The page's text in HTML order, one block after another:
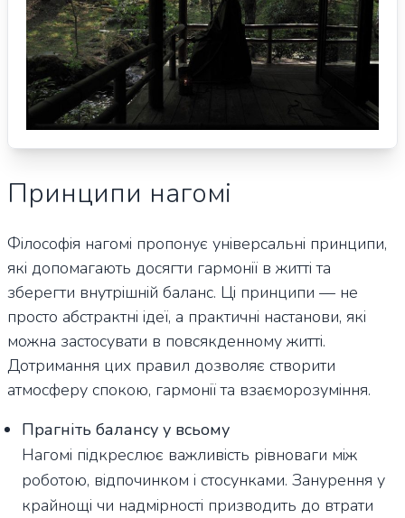
Принципи нагомі
Філософія нагомі пропонує універсальні принципи,
які допомагають досягти гармонії в житті та
зберегти внутрішній баланс. Ці принципи — не
просто абстрактні ідеї, а практичні настанови, які
можна застосувати в повсякденному житті.
Дотримання цих правил дозволяє створити
атмосферу спокою, гармонії та взаєморозуміння.
Прагніть балансу у всьому
Нагомі підкреслює важливість рівноваги між
роботою, відпочинком і стосунками. Занурення у
крайнощі чи надмірності призводить до втрати